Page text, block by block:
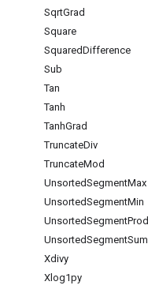
SqrtGrad
Square
SquaredDifference
Sub
Tan
Tanh
TanhGrad
TruncateDiv
TruncateMod
UnsortedSegmentMax
UnsortedSegmentMin
UnsortedSegmentProd
UnsortedSegmentSum
Xdivy
Xlog1py